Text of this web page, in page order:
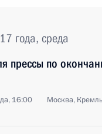
года, среда
прессы по
16:00 Москва, Кремль